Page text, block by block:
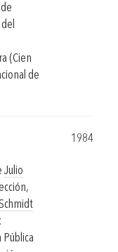
(Cien
de
1984
Julio
Pública